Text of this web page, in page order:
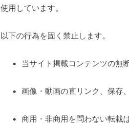
使用しています。
以下の行為を固く禁止します。
当サイト掲載コンテンツの無
画像・動画の直リンク、保存
商用・非商用を問わない転載